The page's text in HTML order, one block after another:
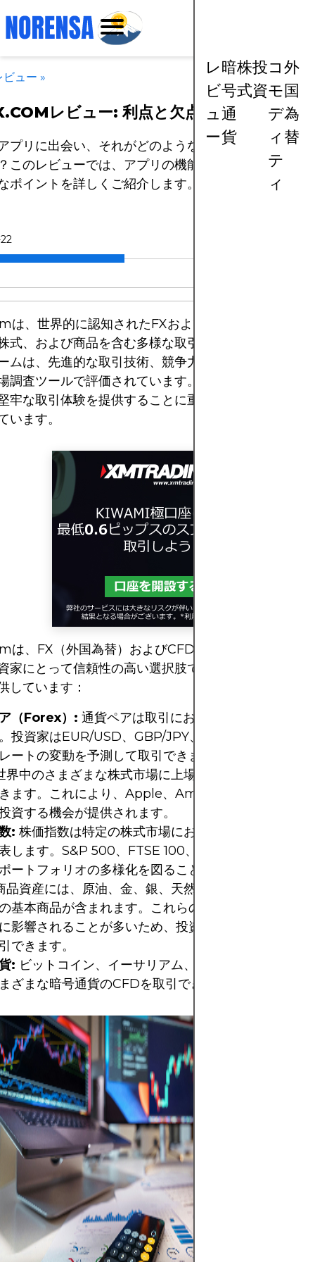
レ
ビ
ュ
ー
暗
号
通
貨
株
式
投
資
コ
モ
デ
ィ
テ
ィ
外
国
為
替
ビュー »
レビュー: 利点と欠点
プリに出会い、それがどのようなものか気になった
このレビューでは、アプリの機能や利点を評価する
ポイントを詳しくご紹介します。
は、世界的に認知されたFXおよびCFDブローカーで
式、および商品を含む多様な取引商品を提供してい
ムは、先進的な取引技術、競争力のあるスプレッド
調査ツールで評価されています。Forex.comは、プ
牢な取引体験を提供することに重点を置き、幅広い
います。
は、FX（外国為替）およびCFD（差金決済取引）取
家にとって信頼性の高い選択肢です。以下のような
しています：
（Forex）: 通貨ペアは取引において最も人気のある
投資家はEUR/USD、GBP/JPY、USD/JPYなどの主
ートの変動を予測して取引できます。
界中のさまざまな株式市場に上場している企業の株式
ます。これにより、Apple、Amazon、Microsoftな
資する機会が提供されます。
: 株価指数は特定の株式市場における一群の株式のパ
します。S&P 500、FTSE 100、DAXなどの指数を
ートフォリオの多様化を図ることができます。
品資産には、原油、金、銀、天然ガス、トウモロコシ
基本商品が含まれます。これらの商品価格は経済お
影響されることが多いため、投資家はこれらの価格
できます。
: ビットコイン、イーサリアム、リップル、ライトコ
ざまな暗号通貨のCFDを取引できます。